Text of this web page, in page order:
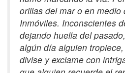
orillas del mar o en medio
Inmóviles. Inconscientes
dejando huella del
algún día alguien
divise y exclame con